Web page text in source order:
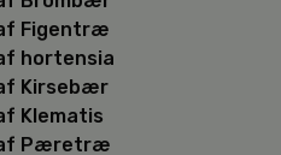
Figentræ
hortensia
Kirsebær
Klematis
Pæretræ